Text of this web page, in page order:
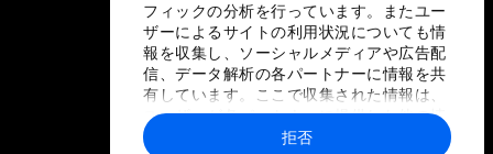
フィックの分析を行っています。またユー
ザーによるサイトの利用状況についても情
報を収集し、ソーシャルメディアや広告配
信、データ解析の各パートナーに情報を共
有しています。ここで収集された情報は、
ユーザーが各パートナーに提供した他の情
報や各パートナーのサービスを使用した際
拒否